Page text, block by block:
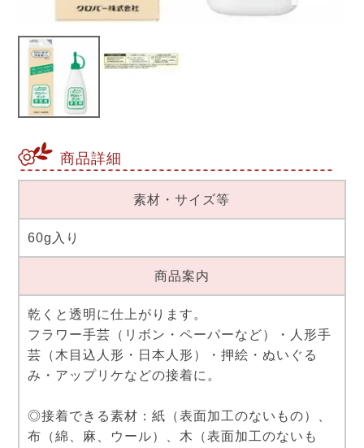
商品詳細
素材・サイズ等
60g入り
商品案内
乾くと透明に仕上がります。
フラワー手芸（リボン・ペーパーなど）・人形手
芸（木目込人形・日本人形）・押絵・ぬいぐる
み・アップリケなどの接着に。
◎接着できる素材：紙（表面加工のないもの）、
布（綿、麻、ウール）、木（表面加工のないも